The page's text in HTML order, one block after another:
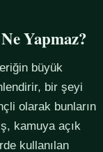
Yapmaz?
büyük
bir şeyi
olarak bunların
kamuya açık
kullanılan